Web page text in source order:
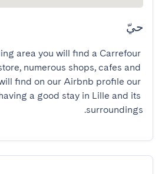
حيّ
area you will find a Carrefour
numerous shops, cafes and
find on our Airbnb profile our
a good stay in Lille and its
surroundings.